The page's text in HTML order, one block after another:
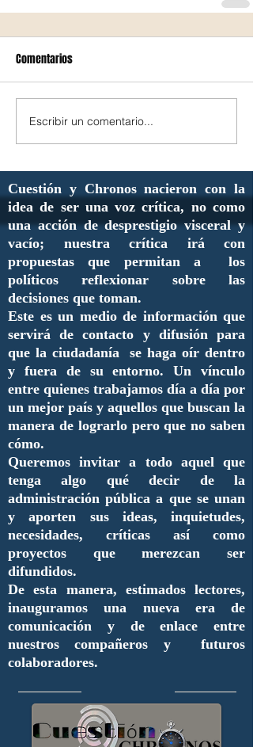
Comentarios
Escribir un comentario...
Cuestión y Chronos nacieron con la
idea de ser una voz crítica, no como
una acción de desprestigio visceral y
vacío; nuestra crítica irá con
propuestas que permitan a los
políticos reflexionar sobre las
decisiones que toman.
Este es un medio de información que
servirá de contacto y difusión para
que la ciudadanía se haga oír dentro
y fuera de su entorno. Un vínculo
entre quienes trabajamos día a día por
un mejor país y aquellos que buscan la
manera de lograrlo pero que no saben
cómo.
Queremos invitar a todo aquel que
tenga algo qué decir de la
administración pública a que se unan
y aporten sus ideas, inquietudes,
necesidades, críticas así como
proyectos que merezcan ser
difundidos.
De esta manera, estimados lectores,
inauguramos una nueva era de
comunicación y de enlace entre
nuestros compañeros y futuros
colaboradores.